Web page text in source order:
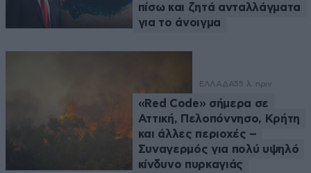
πίσω και ζητά ανταλλάγματα
για το άνοιγμα
ΕΛΛΑΔΑ55 λ. πριν
«Red Code» σήμερα σε
Αττική, Πελοπόννησο, Κρήτη
και άλλες περιοχές –
Συναγερμός για πολύ υψηλό
κίνδυνο πυρκαγιάς